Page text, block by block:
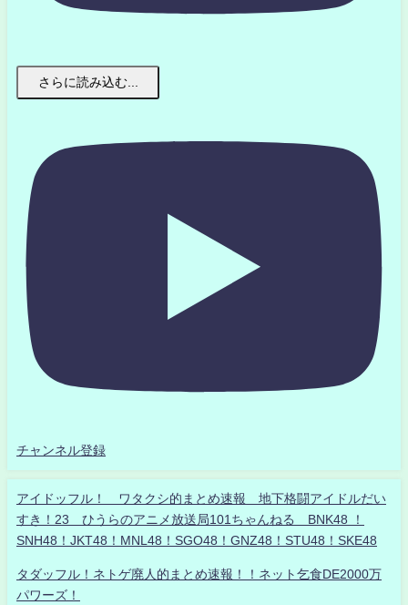
さらに読み込む...
チャンネル登録
アイドッフル！ ワタクシ的まとめ速報 地下格闘アイドルだい
すき！23 ひうらのアニメ放送局101ちゃんねる BNK48 ！
SNH48！JKT48！MNL48！SGO48！GNZ48！STU48！SKE48
タダッフル！ネトゲ廃人的まとめ速報！！ネット乞食DE2000万
パワーズ！